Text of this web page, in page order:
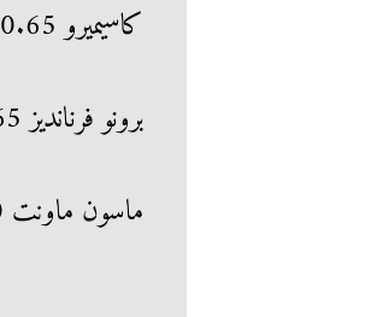
كاسيميرو 70.65 مليون يورو
برونو فرنانديز 65 مليون يورو
ماسون ماونت 64.20 مليون يورو